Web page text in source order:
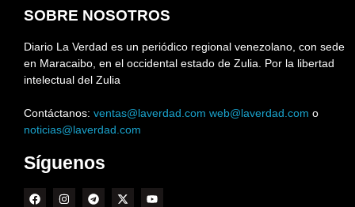
SOBRE NOSOTROS
Diario La Verdad es un periódico regional venezolano, con sede
en Maracaibo, en el occidental estado de Zulia. Por la libertad
intelectual del Zulia
Contáctanos: ventas@laverdad.com web@laverdad.com o
noticias@laverdad.com
Síguenos